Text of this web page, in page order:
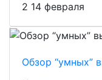
2 14 февраля
Обзор “умных”